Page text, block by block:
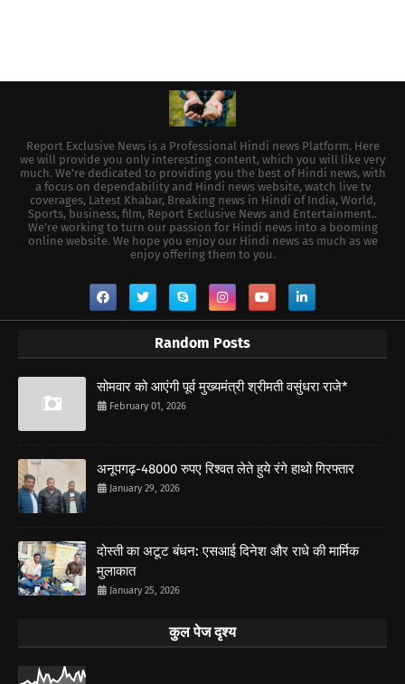
Report Exclusive News is a Professional Hindi news Platform. Here
we will provide you only interesting content, which you will like very
much. We're dedicated to providing you the best of Hindi news, with
a focus on dependability and Hindi news website, watch live tv
coverages, Latest Khabar, Breaking news in Hindi of India, World,
Sports, business, film, Report Exclusive News and Entertainment..
We're working to turn our passion for Hindi news into a booming
online website. We hope you enjoy our Hindi news as much as we
enjoy offering them to you.
Random Posts
सोमवार को आएंगी पूर्व मुख्यमंत्री श्रीमती वसुंधरा राजे*
February 01, 2026
अनूपगढ़-48000 रुपए रिश्वत लेते हुये रंगे हाथो गिरफ्तार
January 29, 2026
दोस्ती का अटूट बंधन: एसआई दिनेश और राधे की मार्मिक
मुलाकात
January 25, 2026
कुल पेज दृश्य